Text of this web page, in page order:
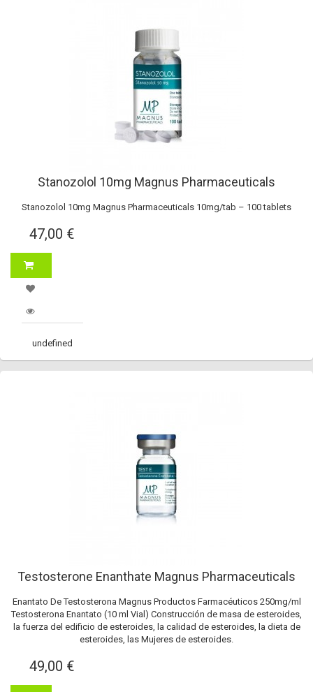
Stanozolol 10mg Magnus Pharmaceuticals
Stanozolol 10mg Magnus Pharmaceuticals 10mg/tab – 100 tablets
47,00 €
undefined
Testosterone Enanthate Magnus Pharmaceuticals
Enantato De Testosterona Magnus Productos Farmacéuticos 250mg/ml
Testosterona Enantato (10 ml Vial) Construcción de masa de esteroides,
la fuerza del edificio de esteroides, la calidad de esteroides, la dieta de
esteroides, las Mujeres de esteroides.
49,00 €